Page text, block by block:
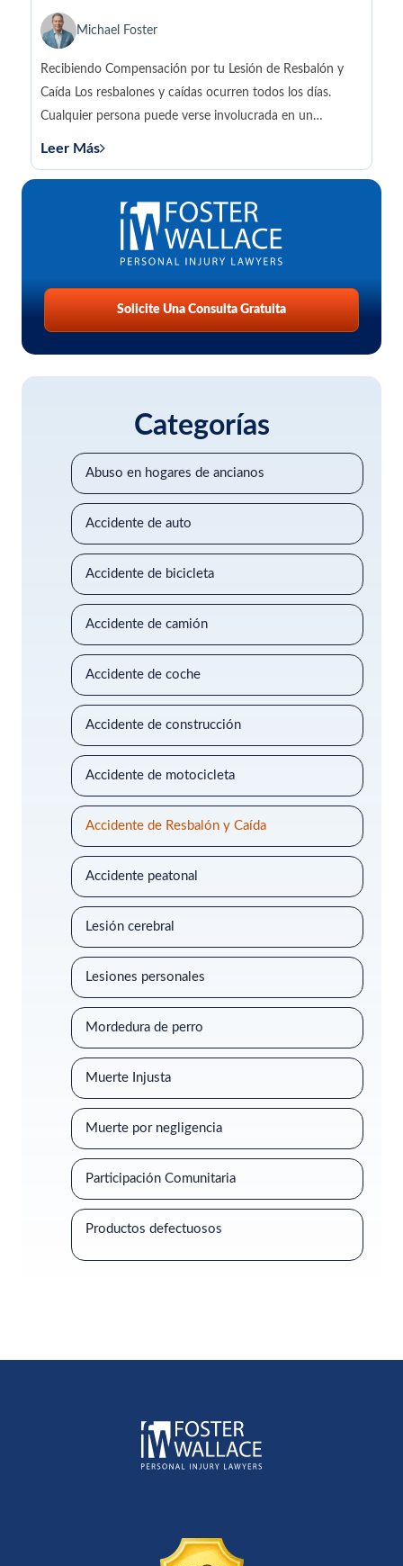
Michael Foster
Recibiendo Compensación por tu Lesión de Resbalón y
Caída Los resbalones y caídas ocurren todos los días.
Cualquier persona puede verse involucrada en un
Leer Más
Solicite Una Consulta Gratuita
Categorías
Abuso en hogares de ancianos
Accidente de auto
Accidente de bicicleta
Accidente de camión
Accidente de coche
Accidente de construcción
Accidente de motocicleta
Accidente de Resbalón y Caída
Accidente peatonal
Lesión cerebral
Lesiones personales
Mordedura de perro
Muerte Injusta
Muerte por negligencia
Participación Comunitaria
Productos defectuosos